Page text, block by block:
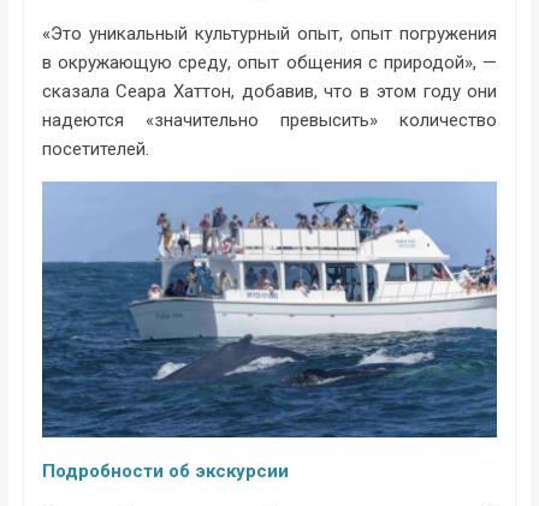
«Это уникальный культурный опыт, опыт погружения
в окружающую среду, опыт общения с природой», —
сказала Сеара Хаттон, добавив, что в этом году они
надеются «значительно превысить» количество
посетителей.
Подробности об экскурсии